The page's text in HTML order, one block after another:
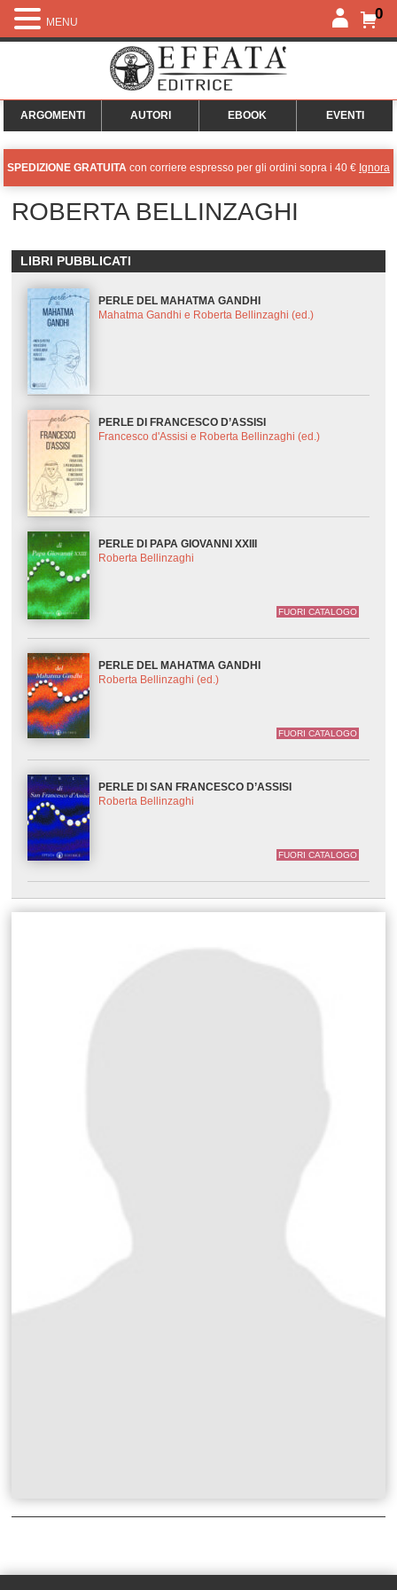
0
ARGOMENTI AUTORI EBOOK EVENTI
SPEDIZIONE GRATUITA con corriere espresso per gli ordini sopra i 40 € Ignora
ROBERTA BELLINZAGHI
LIBRI PUBBLICATI
PERLE DEL MAHATMA GANDHI
Mahatma Gandhi e Roberta Bellinzaghi (ed.)
PERLE DI FRANCESCO D’ASSISI
Francesco d'Assisi e Roberta Bellinzaghi (ed.)
PERLE DI PAPA GIOVANNI XXIII
Roberta Bellinzaghi
FUORI CATALOGO
PERLE DEL MAHATMA GANDHI
Roberta Bellinzaghi (ed.)
FUORI CATALOGO
PERLE DI SAN FRANCESCO D’ASSISI
Roberta Bellinzaghi
FUORI CATALOGO
MENU